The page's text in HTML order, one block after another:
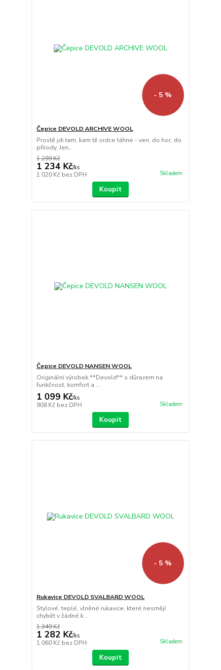
- 5 %
Čepice DEVOLD ARCHIVE WOOL
Prostě jdi tam, kam tě srdce táhne - ven, do hor, do
přírody. Jen...
1 299 Kč
1 234 Kč/ks
1 020 Kč bez DPH Skladem
Koupit
Čepice DEVOLD NANSEN WOOL
Originální výrobek **Devold** s důrazem na
funkčnost, komfort a ...
1 099 Kč/ks
908 Kč bez DPH Skladem
Koupit
- 5 %
Rukavice DEVOLD SVALBARD WOOL
Stylové, teplé, vlněné rukavice, které nesmějí
chybět v žádné k...
1 349 Kč
1 282 Kč/ks
1 060 Kč bez DPH Skladem
Koupit